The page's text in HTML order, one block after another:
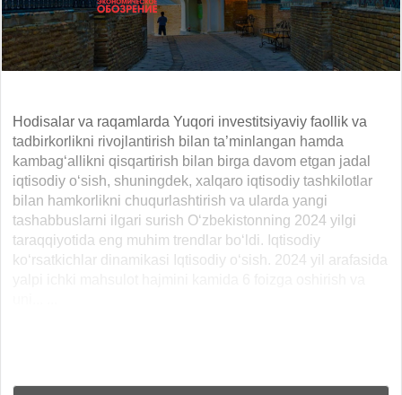
Hodisalar va raqamlarda Yuqori investitsiyaviy faollik va
tadbirkorlikni rivojlantirish bilan ta’minlangan hamda
kambag‘allikni qisqartirish bilan birga davom etgan jadal
iqtisodiy o‘sish, shuningdek, xalqaro iqtisodiy tashkilotlar
bilan hamkorlikni chuqurlashtirish va ularda yangi
tashabbuslarni ilgari surish O‘zbekistonning 2024 yilgi
taraqqiyotida eng muhim trendlar bo‘ldi. Iqtisodiy
ko‘rsatkichlar dinamikasi Iqtisodiy o‘sish. 2024 yil arafasida